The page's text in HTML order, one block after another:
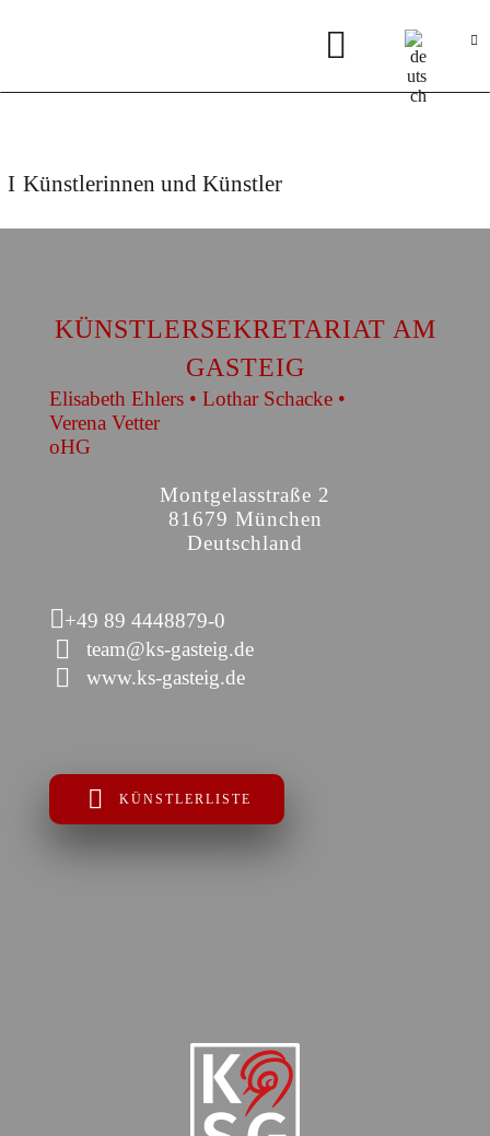
Künstlerinnen und Künstler
KÜNSTLERSEKRETARIAT AM
GASTEIG
Elisabeth Ehlers • Lothar Schacke •
Verena Vetter
oHG
Montgelasstraße 2
81679 München
Deutschland
+49 89 4448879-0
team@ks-gasteig.de
www.ks-gasteig.de
KÜNSTLERLISTE